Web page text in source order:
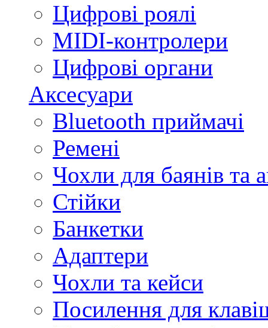
Цифрові роялі
MIDI-контролери
Цифрові органи
Аксесуари
Bluetooth приймачі
Ремені
Чохли для баянів та
Стійки
Банкетки
Адаптери
Чохли та кейси
Посилення для